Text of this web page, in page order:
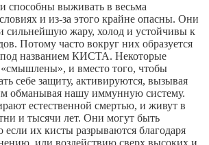
способны выживать в весьма
и из-за этого крайне опасны. Они
сильнейшую жару, холод и устойчивы к
Потому часто вокруг них образуется
под названием КИСТА. Некоторые
и вместо того, чтобы
себе защиту, активируются, вызывая
обманывая нашу иммунную систему.
естественной смертью, и живут в
и тысячи лет. Они могут быть
их кисты разрываются благодаря